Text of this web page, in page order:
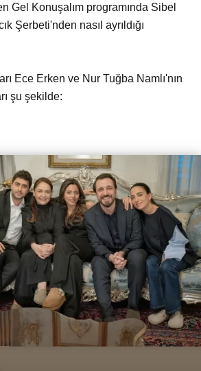
Gel Konuşalım programında Sibel
Şerbeti'nden nasıl ayrıldığı
Ece Erken ve Nur Tuğba Namlı'nın
şu şekilde: